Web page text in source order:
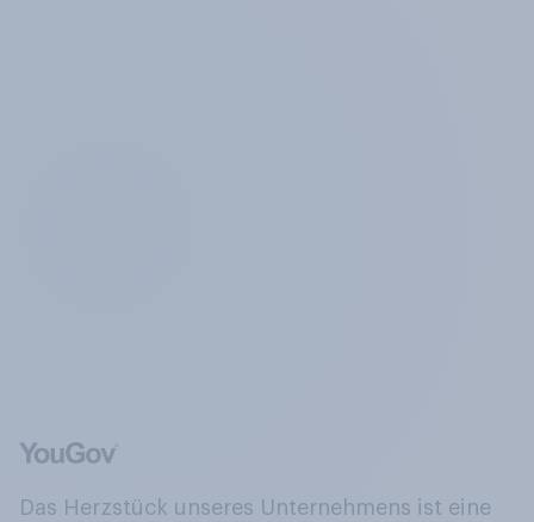
Das Herzstück unseres Unternehmens ist eine